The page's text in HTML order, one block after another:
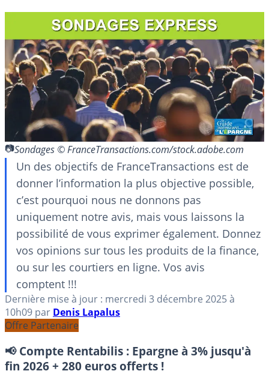
Sondages © FranceTransactions.com/stock.adobe.com
Un des objectifs de FranceTransactions est de
donner l’information la plus objective possible,
c’est pourquoi nous ne donnons pas
uniquement notre avis, mais vous laissons la
possibilité de vous exprimer également. Donnez
vos opinions sur tous les produits de la finance,
ou sur les courtiers en ligne. Vos avis
comptent !!!
Dernière mise à jour : mercredi 3 décembre 2025à
10h09 par Denis Lapalus
Offre Partenaire
📢 Compte Rentabilis : Epargne à 3% jusqu'à
fin 2026 + 280 euros offerts !